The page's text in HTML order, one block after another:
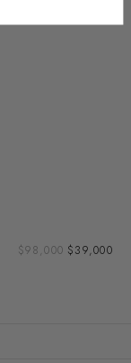
Precio
$98,000 $39,000